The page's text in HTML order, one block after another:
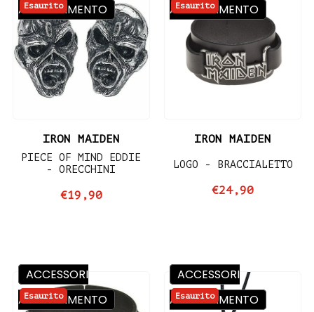
Esaurito
IRON MAIDEN
PIECE OF MIND EDDIE
- ORECCHINI
€19,90
ABBIGLIAMENTO Esaurito
IRON MAIDEN
LOGO - BRACCIALETTO
€24,90
ABBIGLIAMENTO
Esaurito
ACCESSORI
ABBIGLIAMENTO
Esaurito
ACCESSORI
ABBIGLIAMENTO